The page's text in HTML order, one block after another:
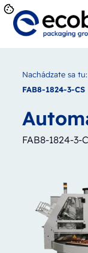
Nachádzate sa tu:
FAB8-1824-3-CS
FAB8-1824-3-